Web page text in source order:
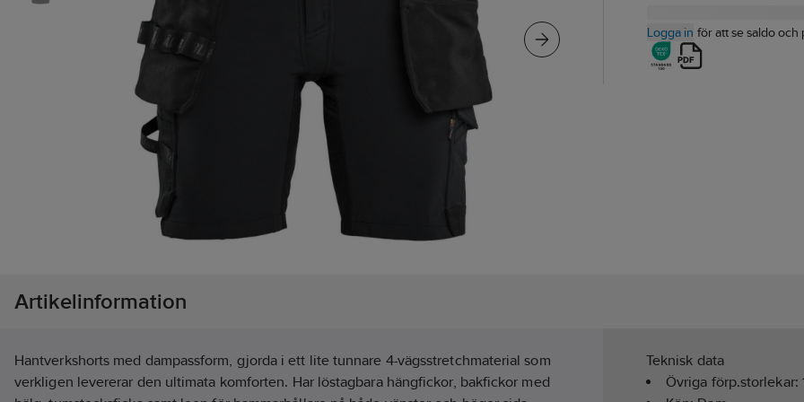
Logga in för att se saldo och
Artikelinformation
Hantverkshorts med dampassform, gjorda i ett lite tunnare 4-vägsstretchmaterial som
verkligen levererar den ultimata komforten. Har löstagbara hängfickor, bakfickor med
Teknisk data
Övriga förp.storlekar: